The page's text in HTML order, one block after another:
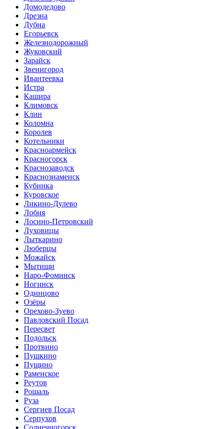
Домодедово
Дрезна
Дубна
Егорьевск
Железнодорожный
Жуковский
Зарайск
Звенигород
Ивантеевка
Истра
Кашира
Климовск
Клин
Коломна
Королев
Котельники
Красноармейск
Красногорск
Краснозаводск
Краснознаменск
Кубинка
Куровское
Ликино-Дулево
Лобня
Лосино-Петровский
Луховицы
Лыткарино
Люберцы
Можайск
Мытищи
Наро-Фоминск
Ногинск
Одинцово
Озёры
Орехово-Зуево
Павловский Посад
Пересвет
Подольск
Протвино
Пушкино
Пущино
Раменское
Реутов
Рошаль
Руза
Сергиев Посад
Серпухов